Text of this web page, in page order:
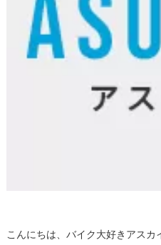
こんにちは、バイク大好きアスカ